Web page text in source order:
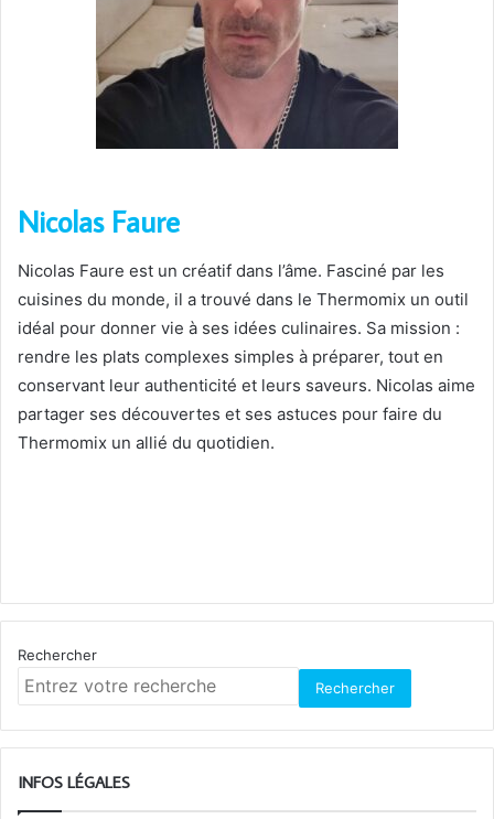
Nicolas Faure
Nicolas Faure est un créatif dans l’âme. Fasciné par les
cuisines du monde, il a trouvé dans le Thermomix un outil
idéal pour donner vie à ses idées culinaires. Sa mission :
rendre les plats complexes simples à préparer, tout en
conservant leur authenticité et leurs saveurs. Nicolas aime
partager ses découvertes et ses astuces pour faire du
Thermomix un allié du quotidien.
Rechercher
Rechercher
INFOS LÉGALES